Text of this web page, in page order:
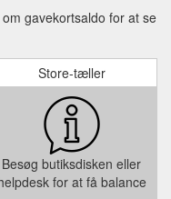
gavekortsaldo for at se
Store-tæller
Besøg butiksdisken eller
for at få balance